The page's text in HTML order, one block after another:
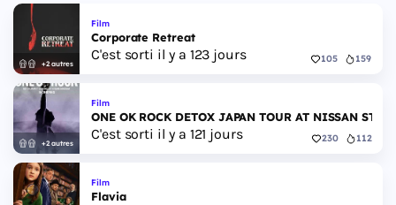
+2 autres
Film
Corporate Retreat
C'est sorti il y a 123 jours 105 159
+2 autres
Film
ONE OK ROCK DETOX JAPAN TOUR AT NISSAN
C'est sorti il y a 121 jours 230 112
Film
Flavia